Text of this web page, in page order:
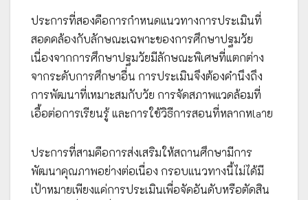
ประการที่สองคือการกำหนดแนวทางการประเมินที่
สอดคล้องกับลักษณะเฉพาะของการศึกษาปฐมวัย
เนื่องจากการศึกษาปฐมวัยมีลักษณะพิเศษที่แตกต่าง
จากระดับการศึกษาอื่น การประเมินจึงต้องคำนึงถึง
การพัฒนาที่เหมาะสมกับวัย การจัดสภาพแวดล้อมที่
เอื้อต่อการเรียนรู้ และการใช้วิธีการสอนที่หลากหlaาย
ประการที่สามคือการส่งเสริมให้สถานศึกษามีการ
พัฒนาคุณภาพอย่างต่อเนื่อง กรอบแนวทางนี้ไม่ได้มี
เป้าหมายเพียงแค่การประเมินเพื่อจัดอันดับหรือตัดสิน